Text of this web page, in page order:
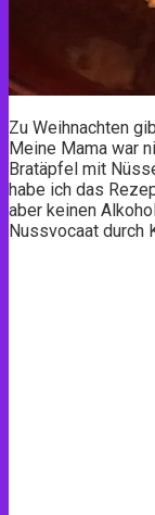
Zu Weihnachten
Meine Mama war
Bratäpfel mit
habe ich das
aber keinen
Nussvocaat durch